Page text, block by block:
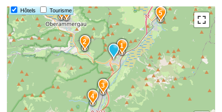
Hôtels Tourisme
7 6 5
4
3
2
1